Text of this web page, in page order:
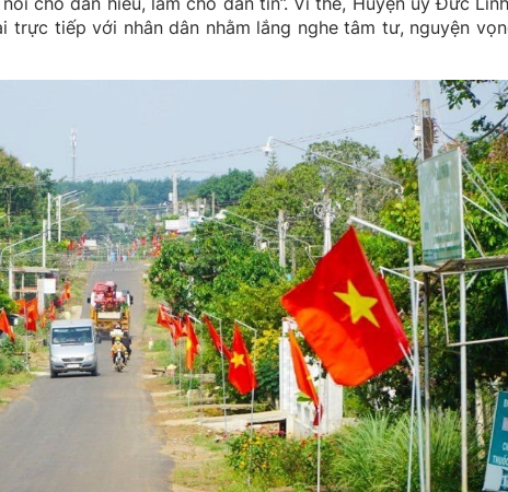
tiếp với nhân dân nhằm lắng nghe tâm tư, nguyện